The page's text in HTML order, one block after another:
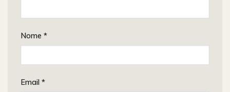
Nome *
Email *